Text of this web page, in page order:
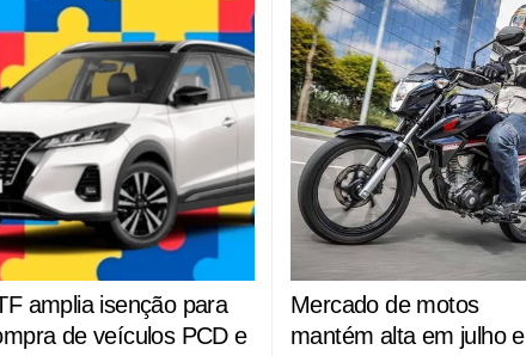
amplia isenção para
de veículos PCD e
Mercado de motos
mantém alta em julho e